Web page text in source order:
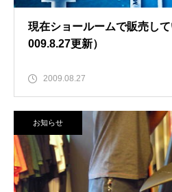
現在ショールームで販売し
009.8.27更新）
2009.08.27
お知らせ